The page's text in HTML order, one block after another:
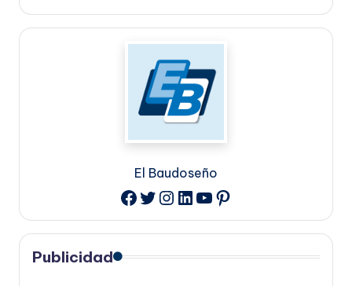
El Baudoseño
Facebook
Twitter
Instagram
LinkedIn
YouTube
Pinterest
Publicidad